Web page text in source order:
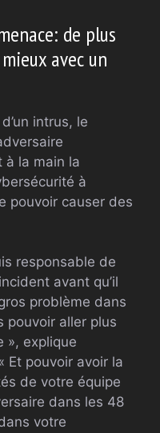
de plus
avec un
intrus, le
à la main la
à
pouvoir causer des
responsable de
avant qu’il
problème dans
pouvoir aller plus
», explique
Et pouvoir avoir la
de votre équipe
dans les 48
votre